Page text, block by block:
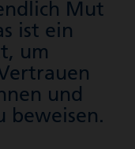
Mut
ist ein
um
und
beweisen.